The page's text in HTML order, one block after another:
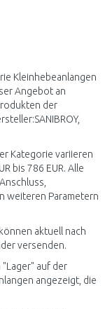
Kleinhebeanlangen
Angebot an
der
Kategorie variieren
bis 786 EUR. Alle
weiteren Parametern
aktuell nach
versenden.
"Lager" auf der
angezeigt, die